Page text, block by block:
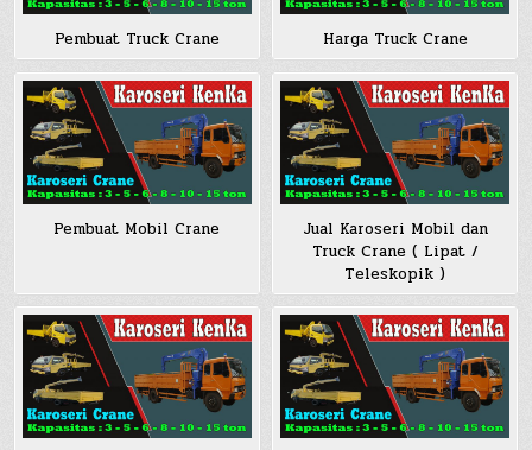
Pembuat Truck Crane Harga Truck Crane
Pembuat Mobil Crane
Jual Karoseri Mobil dan
Truck Crane ( Lipat /
Teleskopik )